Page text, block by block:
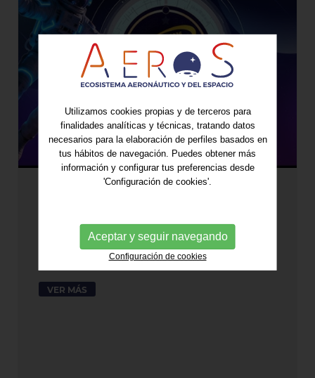
Innovation Challenge 2026 y el
programa TAcc+ SpaceTech
VER MÁS
Utilizamos cookies propias y de terceros para
finalidades analíticas y técnicas, tratando datos
necesarios para la elaboración de perfiles basados en
tus hábitos de navegación. Puedes obtener más
información y configurar tus preferencias desde
'Configuración de cookies'.
Aceptar y seguir navegando
Configuración de cookies